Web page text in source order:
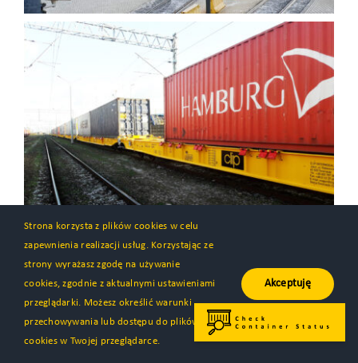
Strona korzysta z plików cookies w celu
zapewnienia realizacji usług. Korzystając ze
strony wyrażasz zgodę na używanie
cookies, zgodnie z aktualnymi ustawieniami
przeglądarki. Możesz określić warunki
przechowywania lub dostępu do plików
cookies w Twojej przeglądarce.
Akceptuję